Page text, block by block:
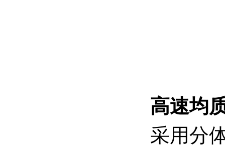
高速均
采用分